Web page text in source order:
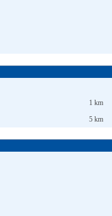
1 km
5 km